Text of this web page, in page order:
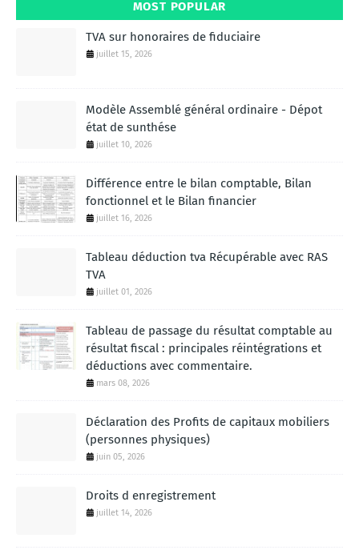
MOST POPULAR
TVA sur honoraires de fiduciaire
juillet 15, 2026
Modèle Assemblé général ordinaire - Dépot
état de sunthése
juillet 10, 2026
Différence entre le bilan comptable, Bilan
fonctionnel et le Bilan financier
juillet 16, 2026
Tableau déduction tva Récupérable avec RAS
TVA
juillet 01, 2026
Tableau de passage du résultat comptable au
résultat fiscal : principales réintégrations et
déductions avec commentaire.
mars 08, 2026
Déclaration des Profits de capitaux mobiliers
(personnes physiques)
juin 05, 2026
Droits d enregistrement
juillet 14, 2026